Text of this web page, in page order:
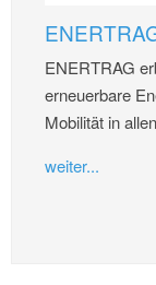
ENERTRAG
erneuerbare
Mobilität in
weiter...